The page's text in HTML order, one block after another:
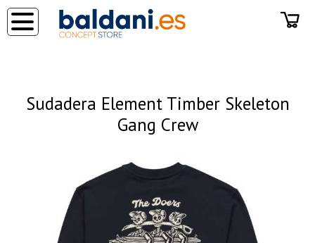
Sudadera Element Timber Skeleton
Gang Crew